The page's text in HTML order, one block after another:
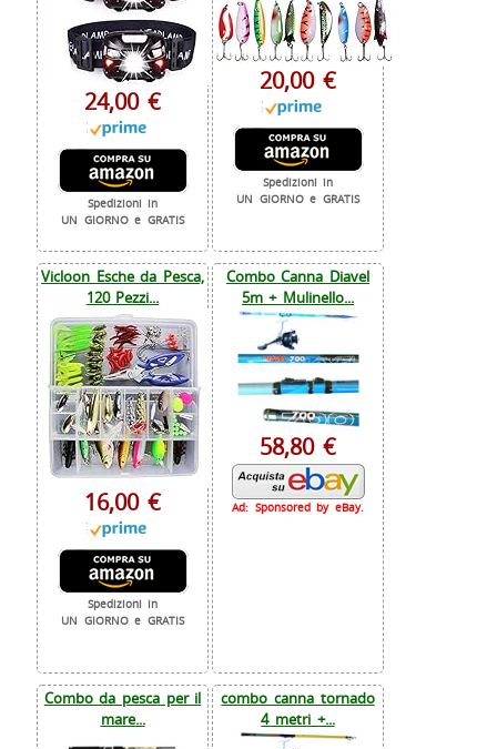
24,00 €
Spedizioni in
UN GIORNO e GRATIS
20,00 €
Spedizioni in
UN GIORNO e GRATIS
Vicloon Esche da Pesca,
120 Pezzi...
16,00 €
Spedizioni in
UN GIORNO e GRATIS
Combo Canna Diavel
5m + Mulinello...
58,80 €
Ad: Sponsored by eBay.
Combo da pesca per il
mare...
combo canna tornado
4 metri +...